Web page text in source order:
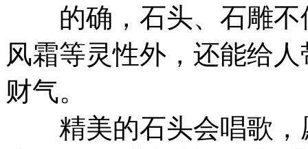
的确，石头、石雕不
风霜等灵性外，还能给
财气。
精美的石头会唱歌，